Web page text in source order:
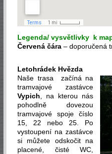
Legenda/ vysvětlivky k
Červená čára – doporučená
Letohrádek Hvězda
Naše trasa začíná na
tramvajové zastávce
Vypich , na kterou nás
pohodlně dovezou
tramvajové spoje číslo
15, 22 nebo 25. Po
vystoupení na zastávce
si můžete odskočit na
placené, čisté WC,